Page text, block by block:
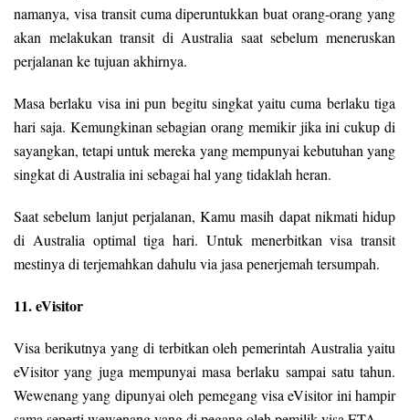
namanya, visa transit cuma diperuntukkan buat orang-orang yang
akan melakukan transit di Australia saat sebelum meneruskan
perjalanan ke tujuan akhirnya.
Masa berlaku visa ini pun begitu singkat yaitu cuma berlaku tiga
hari saja. Kemungkinan sebagian orang memikir jika ini cukup di
sayangkan, tetapi untuk mereka yang mempunyai kebutuhan yang
singkat di Australia ini sebagai hal yang tidaklah heran.
Saat sebelum lanjut perjalanan, Kamu masih dapat nikmati hidup
di Australia optimal tiga hari. Untuk menerbitkan visa transit
mestinya di terjemahkan dahulu via jasa penerjemah tersumpah.
11. eVisitor
Visa berikutnya yang di terbitkan oleh pemerintah Australia yaitu
eVisitor yang juga mempunyai masa berlaku sampai satu tahun.
Wewenang yang dipunyai oleh pemegang visa eVisitor ini hampir